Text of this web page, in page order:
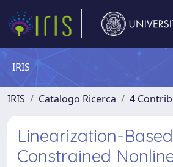
IRIS
IRIS Catalogo Ricerca 4
Linearization-
Constrained